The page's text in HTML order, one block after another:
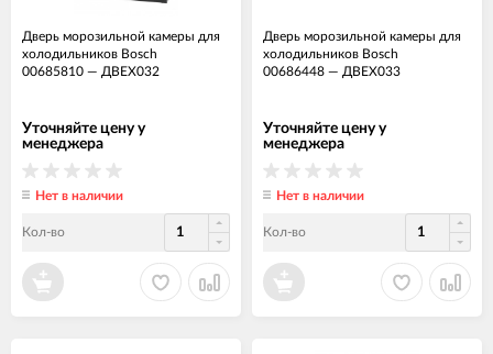
Дверь морозильной камеры для
холодильников Bosch
00685810 — ДВЕХ032
Уточняйте цену у
менеджера
Нет в наличии
Кол-во
Дверь морозильной камеры для
холодильников Bosch
00686448 — ДВЕХ033
Уточняйте цену у
менеджера
Нет в наличии
Кол-во